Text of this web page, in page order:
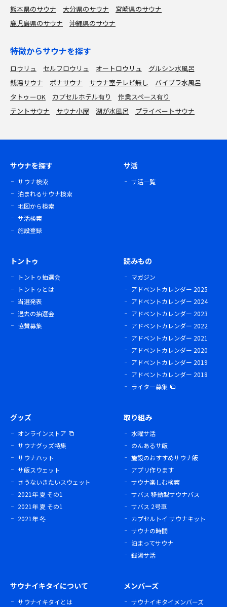
熊本県のサウナ
大分県のサウナ
宮崎県のサウナ
鹿児島県のサウナ
沖縄県のサウナ
特徴からサウナを探す
ロウリュ セルフロウリュ オートロウリュ
グルシン水風呂
銭湯サウナ
ボナサウナ サウナ室テレビ無し
バイブラ水風呂
タトゥーOK
カプセルホテル有り
作業スペース有り
テントサウナ
サウナ小屋 湖が水風呂 プライベートサウナ
サウナを探す
サウナ検索
泊まれるサウナ検索
地図から検索
サ活検索
施設登録
サ活
サ活一覧
トントゥ
トントゥ抽選会
トントゥとは
当選発表
過去の抽選会
協賛募集
読みもの
マガジン
アドベントカレンダー 2025
アドベントカレンダー 2024
アドベントカレンダー 2023
アドベントカレンダー 2022
アドベントカレンダー 2021
アドベントカレンダー 2020
アドベントカレンダー 2019
アドベントカレンダー 2018
ライター募集
グッズ
オンラインストア
サウナグッズ特集
サウナハット
サ飯スウェット
さうないきたいスウェット
2021年 夏 その1
2021年 夏 その1
2021年 冬
取り組み
水曜サ活
のんあるサ飯
施設のおすすめサウナ飯
アプリ作ります
サウナ楽しむ検索
サバス 移動型サウナバス
サバス 2号車
カプセルトイ サウナキット
サウナの時間
泊まってサウナ
銭湯サ活
サウナイキタイについて
サウナイキタイとは
メンバーズ
サウナイキタイメンバーズ